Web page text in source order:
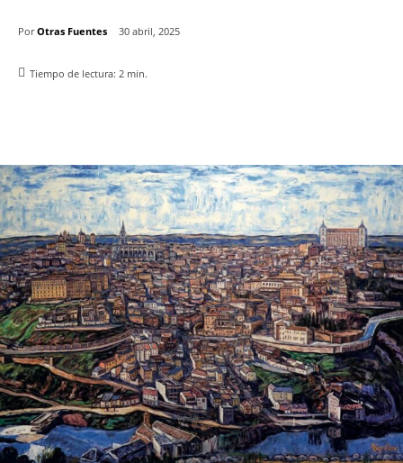
Por Otras Fuentes 30 abril, 2025
Tiempo de lectura: 2 min.